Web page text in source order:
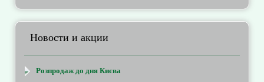
Новости и акции
Розпродаж до дня Києва